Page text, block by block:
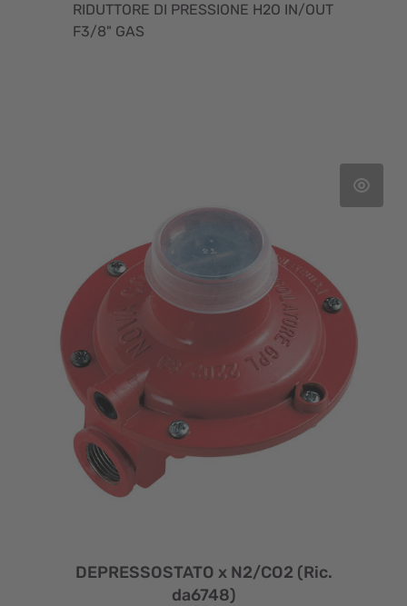
RIDUTTORE DI PRESSIONE H2O IN/OUT
F3/8" GAS
DEPRESSOSTATO x N2/CO2 (Ric.
da6748)